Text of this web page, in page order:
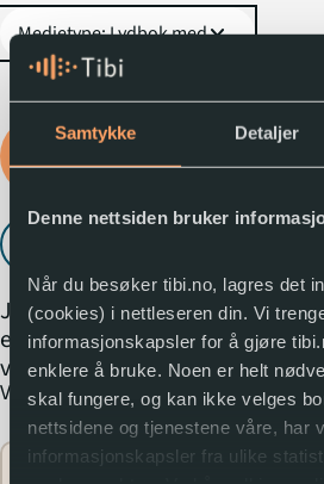
Samtykke Detaljer
Denne nettsiden bruker
Når du besøker tibi.no, lagres det
(cookies) i nettleseren din. Vi
informasjonskapsler for å gjøre
enklere å bruke. Noen er helt
skal fungere, og kan ikke velges
nettsidene og tjenestene våre, har
informasjonskapsler fra ulike
expand_more
Logg inn for å låne
lydboka
Jonas Gahr Støre. Eit dikt
er eit draumkvæde, ein
visjon om rolla diktinga
spelar i ei visjonslaus tid.
Dette er ei bok om ein av
dei viktigaste politiske
Vis mer expand_more